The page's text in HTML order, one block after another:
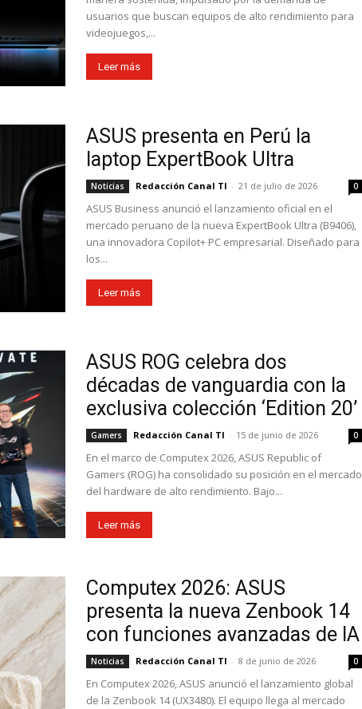
usuarios que buscan equipos de alto rendimiento para
videojuegos,...
Leer más
ASUS presenta en Perú la
laptop ExpertBook Ultra
Noticias Redacción Canal TI - 21 de julio de 2026 0
ASUS Business anunció el lanzamiento oficial en el
mercado peruano de la nueva ExpertBook Ultra (B9406),
una innovadora Copilot+ PC empresarial. Diseñado para
los...
Leer más
ASUS ROG celebra dos
décadas de vanguardia con la
exclusiva colección ‘Edition 20’
Gamers Redacción Canal TI - 15 de junio de 2026 0
En el marco de Computex 2026, ASUS Republic of
Gamers (ROG) ha consolidado su posición en el mercado
del hardware de alto rendimiento. Bajo...
Leer más
Computex 2026: ASUS
presenta la nueva Zenbook 14
con funciones avanzadas de IA
Noticias Redacción Canal TI - 8 de junio de 2026 0
En Computex 2026, ASUS anunció el lanzamiento global
de la Zenbook 14 (UX3480). El equipo llega al mercado